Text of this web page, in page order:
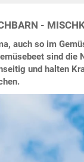
-
auch so im
sind die
und halten